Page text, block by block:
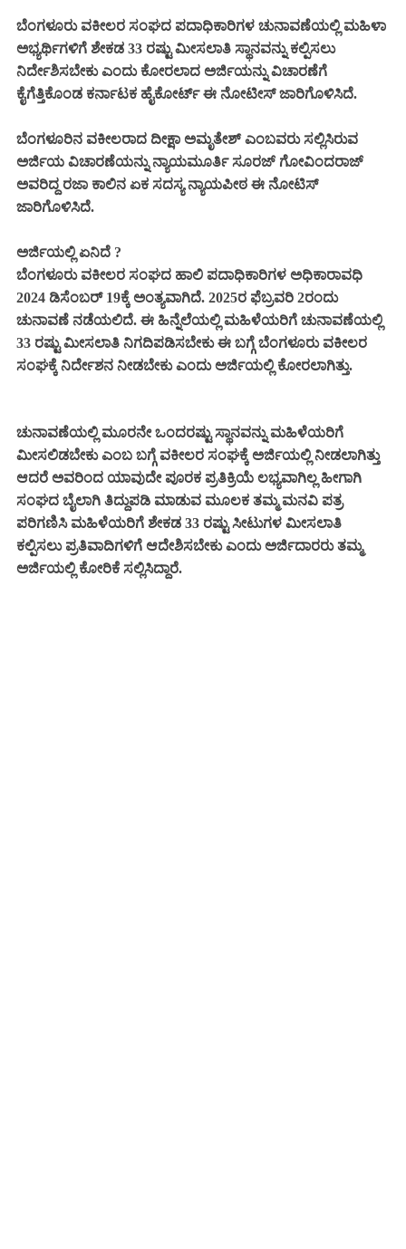
ಬೆಂಗಳೂರು ವಕೀಲರ ಸಂಘದ ಪದಾಧಿಕಾರಿಗಳ ಚುನಾವಣೆಯಲ್ಲಿ ಮಹಿಳಾ
ಅಭ್ಯರ್ಥಿಗಳಿಗೆ ಶೇಕಡ 33 ರಷ್ಟು ಮೀಸಲಾತಿ ಸ್ಥಾನವನ್ನು ಕಲ್ಪಿಸಲು
ನಿರ್ದೇಶಿಸಬೇಕು ಎಂದು ಕೋರಲಾದ ಅರ್ಜಿಯನ್ನು ವಿಚಾರಣೆಗೆ
ಕೈಗೆತ್ತಿಕೊಂಡ ಕರ್ನಾಟಕ ಹೈಕೋರ್ಟ್ ಈ ನೋಟೀಸ್ ಜಾರಿಗೊಳಿಸಿದೆ.
ಬೆಂಗಳೂರಿನ ವಕೀಲರಾದ ದೀಕ್ಷಾ ಅಮೃತೇಶ್ ಎಂಬವರು ಸಲ್ಲಿಸಿರುವ
ಅರ್ಜಿಯ ವಿಚಾರಣೆಯನ್ನು ನ್ಯಾಯಮೂರ್ತಿ ಸೂರಜ್ ಗೋವಿಂದರಾಜ್
ಅವರಿದ್ದ ರಜಾ ಕಾಲಿನ ಏಕ ಸದಸ್ಯ ನ್ಯಾಯಪೀಠ ಈ ನೋಟಿಸ್
ಜಾರಿಗೊಳಿಸಿದೆ.
ಅರ್ಜಿಯಲ್ಲಿ ಏನಿದೆ ?
ಬೆಂಗಳೂರು ವಕೀಲರ ಸಂಘದ ಹಾಲಿ ಪದಾಧಿಕಾರಿಗಳ ಅಧಿಕಾರಾವಧಿ
2024 ಡಿಸೆಂಬರ್ 19ಕ್ಕೆ ಅಂತ್ಯವಾಗಿದೆ. 2025ರ ಫೆಬ್ರವರಿ 2ರಂದು
ಚುನಾವಣೆ ನಡೆಯಲಿದೆ. ಈ ಹಿನ್ನೆಲೆಯಲ್ಲಿ ಮಹಿಳೆಯರಿಗೆ ಚುನಾವಣೆಯಲ್ಲಿ
33 ರಷ್ಟು ಮೀಸಲಾತಿ ನಿಗದಿಪಡಿಸಬೇಕು ಈ ಬಗ್ಗೆ ಬೆಂಗಳೂರು ವಕೀಲರ
ಸಂಘಕ್ಕೆ ನಿರ್ದೇಶನ ನೀಡಬೇಕು ಎಂದು ಅರ್ಜಿಯಲ್ಲಿ ಕೋರಲಾಗಿತ್ತು.
ಚುನಾವಣೆಯಲ್ಲಿ ಮೂರನೇ ಒಂದರಷ್ಟು ಸ್ಥಾನವನ್ನು ಮಹಿಳೆಯರಿಗೆ
ಮೀಸಲಿಡಬೇಕು ಎಂಬ ಬಗ್ಗೆ ವಕೀಲರ ಸಂಘಕ್ಕೆ ಅರ್ಜಿಯಲ್ಲಿ ನೀಡಲಾಗಿತ್ತು
ಆದರೆ ಅವರಿಂದ ಯಾವುದೇ ಪೂರಕ ಪ್ರತಿಕ್ರಿಯೆ ಲಭ್ಯವಾಗಿಲ್ಲ ಹೀಗಾಗಿ
ಸಂಘದ ಬೈಲಾಗಿ ತಿದ್ದುಪಡಿ ಮಾಡುವ ಮೂಲಕ ತಮ್ಮ ಮನವಿ ಪತ್ರ
ಪರಿಗಣಿಸಿ ಮಹಿಳೆಯರಿಗೆ ಶೇಕಡ 33 ರಷ್ಟು ಸೀಟುಗಳ ಮೀಸಲಾತಿ
ಕಲ್ಪಿಸಲು ಪ್ರತಿವಾದಿಗಳಿಗೆ ಆದೇಶಿಸಬೇಕು ಎಂದು ಅರ್ಜಿದಾರರು ತಮ್ಮ
ಅರ್ಜಿಯಲ್ಲಿ ಕೋರಿಕೆ ಸಲ್ಲಿಸಿದ್ದಾರೆ.